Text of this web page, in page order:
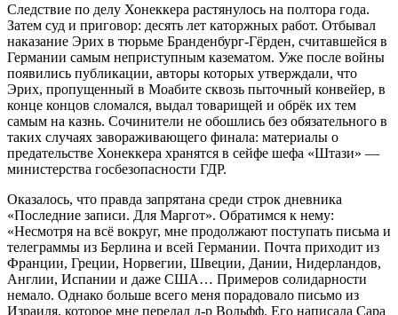
Следствие по делу Хонеккера растянулось на полтора года.
Затем суд и приговор: десять лет каторжных работ. Отбывал
наказание Эрих в тюрьме Бранденбург-Гёрден, считавшейся в
Германии самым неприступным казематом. Уже после войны
появились публикации, авторы которых утверждали, что
Эрих, пропущенный в Моабите сквозь пыточный конвейер, в
конце концов сломался, выдал товарищей и обрёк их тем
самым на казнь. Сочинители не обошлись без обязательного в
таких случаях завораживающего финала: материалы о
предательстве Хонеккера хранятся в сейфе шефа «Штази» —
министерства госбезопасности ГДР.
Оказалось, что правда запрятана среди строк дневника
«Последние записи. Для Маргот». Обратимся к нему:
«Несмотря на всё вокруг, мне продолжают поступать письма и
телеграммы из Берлина и всей Германии. Почта приходит из
Франции, Греции, Норвегии, Швеции, Дании, Нидерландов,
Англии, Испании и даже США… Примеров солидарности
немало. Однако больше всего меня порадовало письмо из
Израиля, которое мне передал д-р Вольфф. Его написала Сара